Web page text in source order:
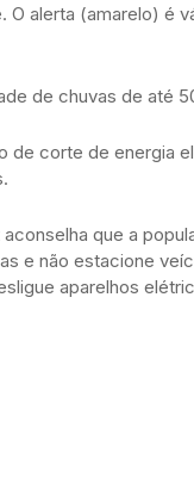
alerta (amarelo) é
de chuvas de até
de corte de energia
que a
e não estacione
aparelhos